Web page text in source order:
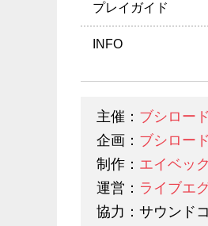
プレイガイド
INFO
主催： ブシロー
企画： ブシロード
制作： エイベッ
運営： ライブエ
協力：サウンド